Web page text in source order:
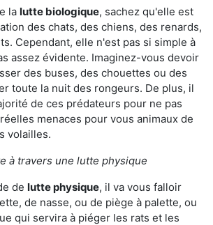
la lutte biologique, sachez qu'elle est
des chats, des chiens, des renards,
Cependant, elle n'est pas si simple à
assez évidente. Imaginez-vous devoir
des buses, des chouettes ou des
toute la nuit des rongeurs. De plus, il
de ces prédateurs pour ne pas
menaces pour vous animaux de
volailles.
à travers une lutte physique
de lutte physique, il va vous falloir
de nasse, ou de piège à palette, ou
qui servira à piéger les rats et les